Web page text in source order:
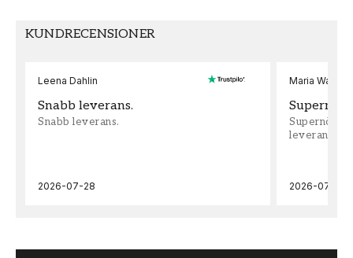
KUNDRECENSIONER
Leena Dahlin
Snabb leverans.
Snabb leverans.
2026-07-28
Maria
leveran,
2026-07-22